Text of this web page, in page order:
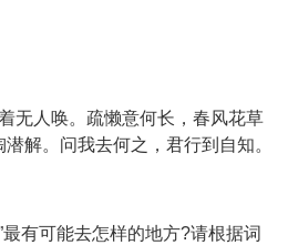
无人唤。疏懒意何长，春风花草
解。问我去何之，君行到自知。
最有可能去怎样的地方?请根据词